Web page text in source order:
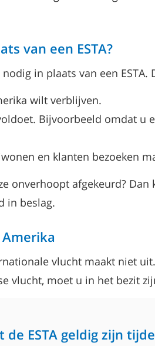
van een ESTA?
in plaats van een ESTA.
wilt verblijven.
Bijvoorbeeld omdat
en klanten bezoeken
onverhoopt afgekeurd?
in beslag.
vlucht maakt niet
vlucht, moet u in het bezit
de ESTA geldig zijn